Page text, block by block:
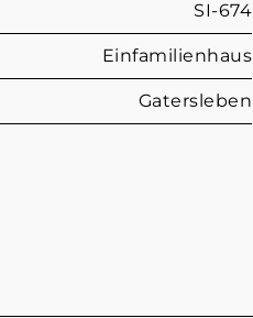
SI-674
Einfamilienhaus
Gatersleben